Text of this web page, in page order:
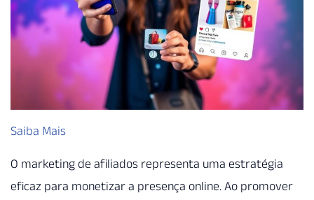
Saiba Mais
O marketing de afiliados representa uma estratégia
eficaz para monetizar a presença online. Ao promover